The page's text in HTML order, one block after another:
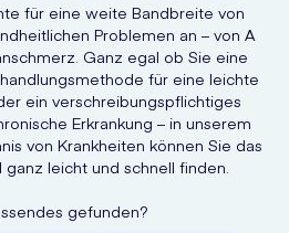
für eine weite Bandbreite von
Problemen an – von A
Ganz egal ob Sie eine
für eine leichte
ein verschreibungspflichtiges
Erkrankung – in unserem
von Krankheiten können Sie das
leicht und schnell finden.
gefunden?